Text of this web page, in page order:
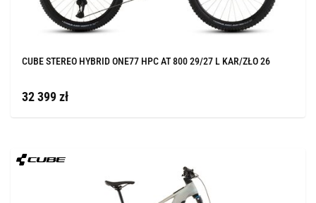
CUBE STEREO HYBRID ONE77 HPC AT 800 29/27 L KAR/ZŁO 26
32 399 zł